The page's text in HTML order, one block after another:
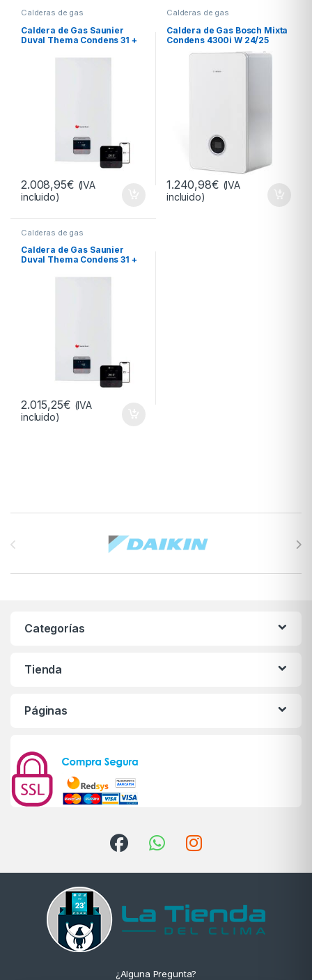
Calderas de gas
Caldera de Gas Saunier
Duval Thema Condens 31 +
2.008,95€ (IVA
incluido)
Calderas de gas
Caldera de Gas Bosch Mixta
Condens 4300i W 24/25
1.240,98€ (IVA
incluido)
Calderas de gas
Caldera de Gas Saunier
Duval Thema Condens 31 +
2.015,25€ (IVA
incluido)
Categorías
Tienda
Páginas
¿Alguna Pregunta?